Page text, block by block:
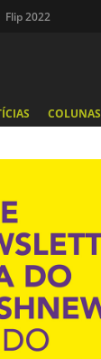
Flip 2022
COLUNAS